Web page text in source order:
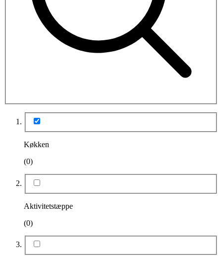
Køkken
(0)
Aktivitetstæppe
(0)